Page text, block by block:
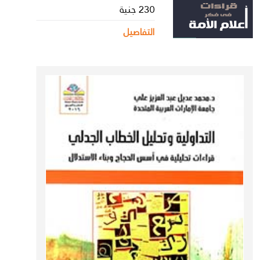
230 جنية
التفاصيل